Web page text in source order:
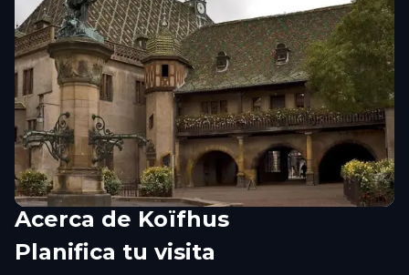
Acerca de Koïfhus
Planifica tu visita